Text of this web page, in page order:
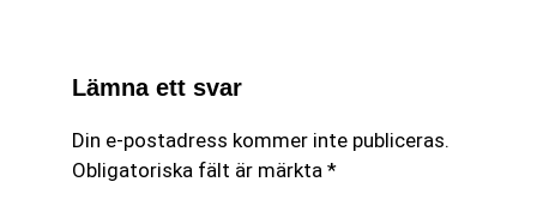
Lämna ett svar
Din e-postadress kommer inte publiceras.
Obligatoriska fält är märkta *